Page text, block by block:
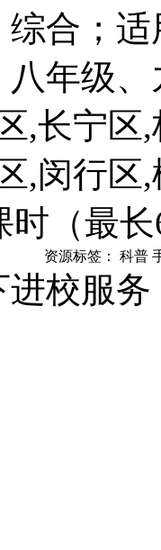
合；
年级
,长宁
,闵行
时（最
资源标签： 科普
校服务